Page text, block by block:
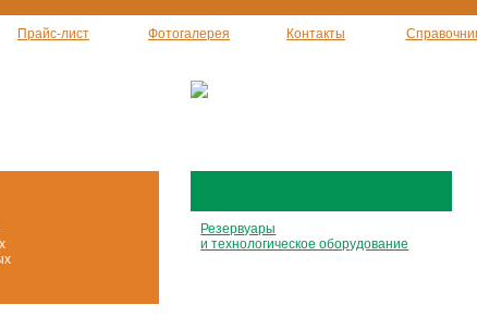
Прайс-лист Фотогалерея Контакты
Резервуары
и технологическое оборудование